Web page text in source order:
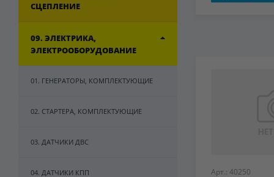
СЦЕПЛЕНИЕ
09. ЭЛЕКТРИКА,
ЭЛЕКТРООБОРУДОВАНИЕ
01. ГЕНЕРАТОРЫ, КОМПЛЕКТУЮЩИЕ
02. СТАРТЕРА, КОМПЛЕКТУЮЩИЕ
03. ДАТЧИКИ ДВС
04. ДАТЧИКИ КПП Арт.: 40250